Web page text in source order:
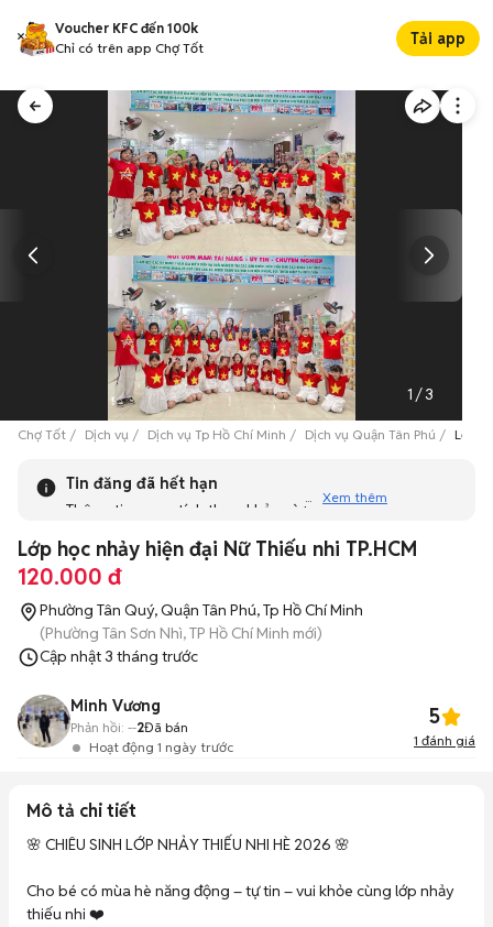
Voucher KFC đến 100k
Chỉ có trên app Chợ Tốt
Tải app
1 /3
Chợ Tốt Dịch vụ Dịch vụ Tp Hồ Chí Minh Dịch vụ Quận Tân Phú Lớp
Tin đăng đã hết hạn
Thông tin mang tính tham khảo và bạn không thể liên hệ
tương tự khác dưới đây nhé!
Xem thêm
Lớp học nhảy hiện đại Nữ Thiếu nhi TP.HCM
120.000 đ
Phường Tân Quý, Quận Tân Phú, Tp Hồ Chí Minh
(Phường Tân Sơn Nhì, TP Hồ Chí Minh mới)
Cập nhật3 tháng trước
Minh Vương
Hoạt động 1 ngày trước
Phản hồi: --2Đã bán 5
1 đánh giá
Mô tả chi tiết
🌸 CHIÊU SINH LỚP NHẢY THIẾU NHI HÈ 2026 🌸
Cho bé có mùa hè năng động – tự tin – vui khỏe cùng lớp nhảy
thiếu nhi ❤️